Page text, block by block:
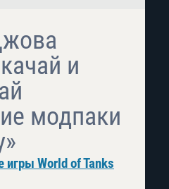
и
модпаки
игры World of Tanks